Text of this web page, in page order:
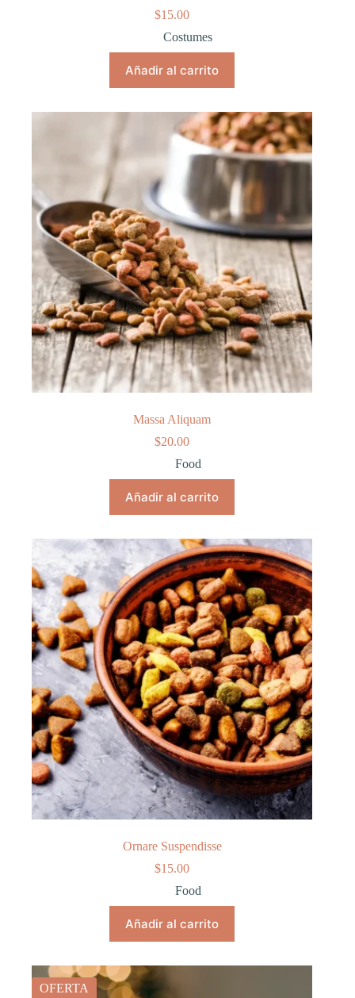
$15.00
Costumes
Añadir al carrito
Massa Aliquam
$20.00
Food
Añadir al carrito
Ornare Suspendisse
$15.00
Food
Añadir al carrito
OFERTA